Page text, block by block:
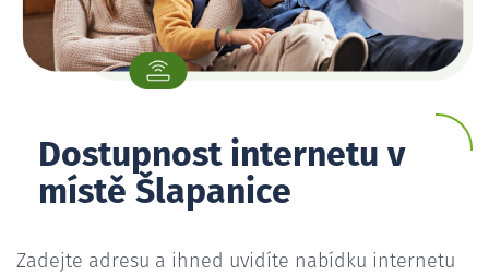
Dostupnost internetu v
místě Šlapanice
Zadejte adresu a ihned uvidíte nabídku internetu